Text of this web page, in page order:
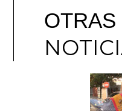
OTRAS